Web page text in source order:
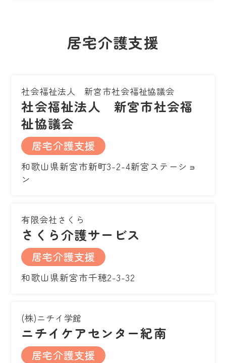
居宅介護支援
社会福祉法人 新宮市社会福祉協議会
社会福祉法人 新宮市社会福
祉協議会
居宅介護支援
和歌山県新宮市新町3-2-4新宮ステーショ
ン
有限会社さくら
さくら介護サービス
居宅介護支援
和歌山県新宮市千穂2-3-32
(株)ニチイ学館
ニチイケアセンター紀南
居宅介護支援